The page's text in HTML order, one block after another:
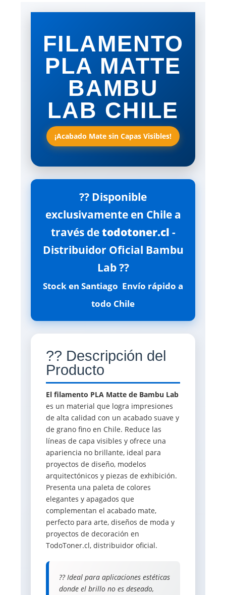
FILAMENTO
PLA MATTE
BAMBU
LAB CHILE
¡Acabado Mate sin Capas Visibles!
?? Disponible
exclusivamente en Chile a
través detodotoner.cl -
Distribuidor Oficial Bambu
Lab ??
Stock en Santiago  Envío rápido a
todo Chile
?? Descripción del
Producto
El filamento PLA Matte de Bambu Lab
es un material que logra impresiones
de alta calidad con un acabado suave y
de grano fino en Chile. Reduce las
líneas de capa visibles y ofrece una
apariencia no brillante, ideal para
proyectos de diseño, modelos
arquitectónicos y piezas de exhibición.
Presenta una paleta de colores
elegantes y apagados que
complementan el acabado mate,
perfecto para arte, diseños de moda y
proyectos de decoración en
TodoToner.cl, distribuidor oficial.
?? Ideal para aplicaciones estéticas
donde el brillo no es deseado,